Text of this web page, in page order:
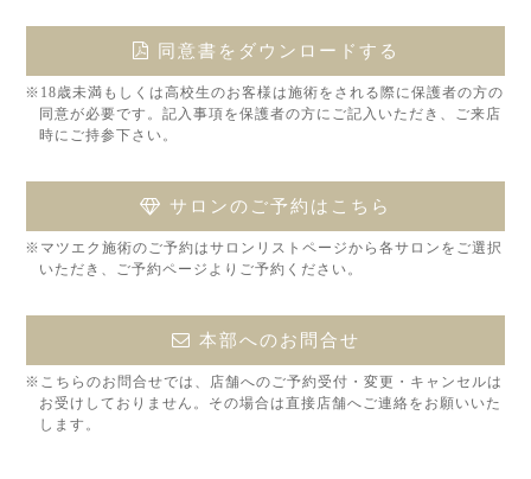
同意書をダウンロードする
※18歳未満もしくは高校生のお客様は施術をされる際に保護者の方の
同意が必要です。記入事項を保護者の方にご記入いただき、ご来店
時にご持参下さい。
サロンのご予約はこちら
※マツエク施術のご予約はサロンリストページから各サロンをご選択
いただき、ご予約ページよりご予約ください。
本部へのお問合せ
※こちらのお問合せでは、店舗へのご予約受付・変更・キャンセルは
お受けしておりません。その場合は直接店舗へご連絡をお願いいた
します。